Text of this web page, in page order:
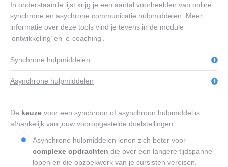
In onderstaande lijst krijg je een aantal voorbeelden van online
synchrone en asychrone communicatie hulpmiddelen. Meer
informatie over deze tools vind je tevens in de module
‘ontwikkeling’ en ‘e-coaching’.
Synchrone hulpmiddelen
Asynchrone hulpmiddelen
De keuze voor een synchroon of asynchroon hulpmiddel is
afhankelijk van jouw vooropgestelde doelstellingen.
Asynchrone hulpmiddelen lenen zich beter voor
complexe opdrachten die over een langere tijdspanne
lopen en die opzoekwerk van je cursisten vereisen.